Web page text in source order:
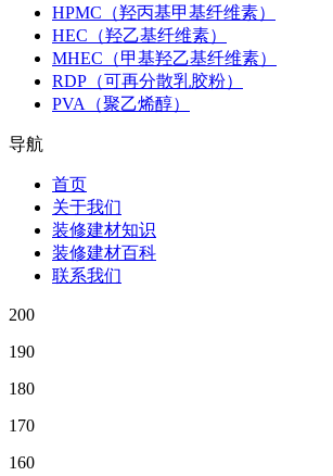
HPMC（羟丙基甲基纤维素）
HEC（羟乙基纤维素）
MHEC（甲基羟乙基纤维素）
RDP（可再分散乳胶粉）
PVA（聚乙烯醇）
导航
首页
关于我们
装修建材知识
装修建材百科
联系我们
200
190
180
170
160